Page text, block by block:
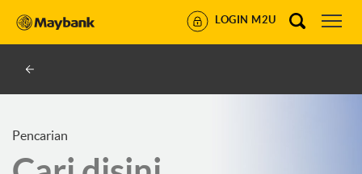
LOGIN M2U
Pencarian